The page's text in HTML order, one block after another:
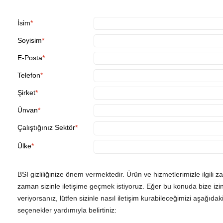
İsim
Soyisim
E-Posta
Telefon
Şirket
Ünvan
Çalıştığınız Sektör
Ülke
BSI gizliliğinize önem vermektedir. Ürün ve hizmetlerimizle ilgili
zaman sizinle iletişime geçmek istiyoruz. Eğer bu konuda bize izin
veriyorsanız, lütfen sizinle nasıl iletişim kurabileceğimizi aşağıdaki
seçenekler yardımıyla belirtiniz: